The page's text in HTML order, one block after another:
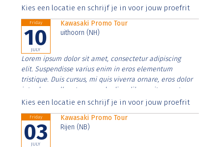
Aenean faucibus nibh et justo cursus id rutrum lorem
Kies een locatie en schrijf je in voor jouw proefrit
Friday
10
JULY
Kawasaki Promo Tour
uithoorn (NH)
Lorem ipsum dolor sit amet, consectetur adipiscing
elit. Suspendisse varius enim in eros elementum
tristique. Duis cursus, mi quis viverra ornare, eros dolor
interdum nulla, ut commodo diam libero vitae erat.
Aenean faucibus nibh et justo cursus id rutrum lorem
Kies een locatie en schrijf je in voor jouw proefrit
Friday
03
JULY
Kawasaki Promo Tour
Rijen (NB)